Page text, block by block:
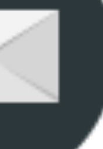
персональных
COOKIE-
по оказанию
защищены авторским
услуг "БелЮрОбеспечение"